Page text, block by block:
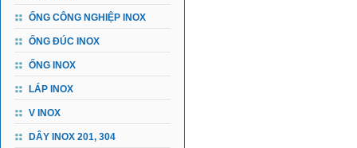
ỐNG CÔNG NGHIỆP INOX
ỐNG ĐÚC INOX
ỐNG INOX
LÁP INOX
V INOX
DÂY INOX 201, 304